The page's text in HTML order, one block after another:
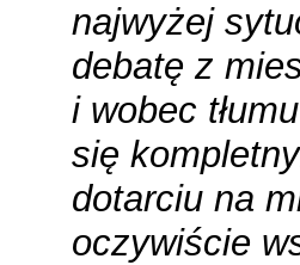
najwyżej
debatę z
i wobec
się
dotarciu na
oczywiście